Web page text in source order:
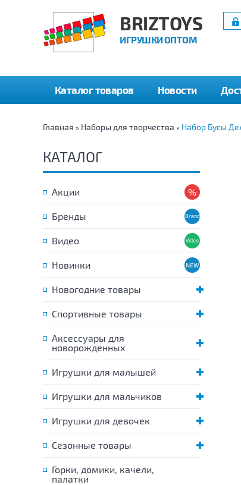
BRIZTOYS
ИГРУШКИ ОПТОМ
Каталог товаров Новости
Главная » Наборы для творчества » Набор Бусы
КАТАЛОГ
Акции
Бренды
Видео
Новинки
Новогодние товары
Спортивные товары
Аксессуары для
новорожденных
Игрушки для малышей
Игрушки для мальчиков
Игрушки для девочек
Сезонные товары
Горки, домики, качели,
палатки